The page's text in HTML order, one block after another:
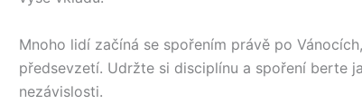
Mnoho lidí začíná se spořením právě po
předsevzetí. Udržte si disciplínu a spoření berte
nezávislosti.